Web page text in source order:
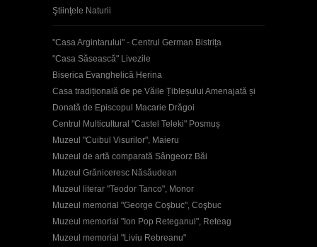
Ştiinţele Naturii
"Casa Argintarului" - Centrul German Bistrița
"Casa Săsească" Livezile
Biserica Evanghelică Herina
Casa tradițională de pe Văile Țibleșului Amenajată și
Donată de Episcopul Macarie Drăgoi
Centrul Multicultural "Castel Teleki" Posmuș
Muzeul "Cuibul Visurilor", Maieru
Muzeul de artă comparată Sângeorz Băi
Muzeul Grăniceresc Năsăudean
Muzeul literar "Teodor Tanco", Monor
Muzeul memorial "George Coşbuc", Coşbuc
Muzeul memorial "Ion Pop Reteganul", Reteag
Muzeul memorial "Liviu Rebreanu"